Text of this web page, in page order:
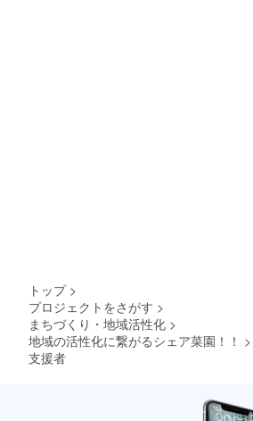
トップ >
プロジェクトをさがす >
まちづくり・地域活性化 >
地域の活性化に繋がるシェア菜園！！ >
支援者